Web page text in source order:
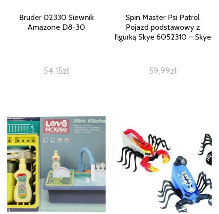
Bruder 02330 Siewnik
Amazone D8-30
54,15zł
Spin Master Psi Patrol
Pojazd podstawowy z
figurką Skye 6052310 – Skye
59,99zł